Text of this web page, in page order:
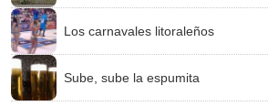
Los carnavales litoraleños
Sube, sube la espumita